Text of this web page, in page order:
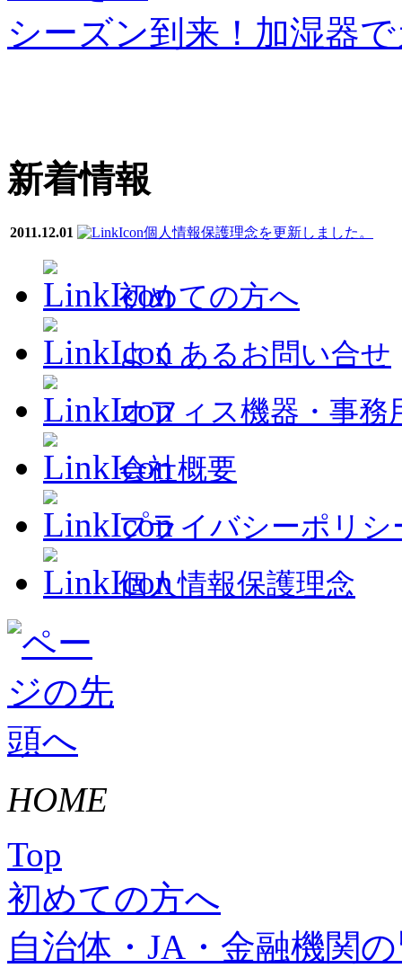
シーズン到来！加湿器
新着情報
2011.12.01 個人情報保護理念を更新しました。
初めての方へ
よくあるお問い合せ
オフィス機器・事務
会社概要
プライバシーポリシ
個人情報保護理念
HOME
Top
初めての方へ
自治体・JA・金融機関